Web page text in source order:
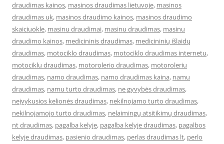
draudimas kainos, masinos draudimas lietuvoje, masinos
draudimas uk, masinos draudimo kainos, masinos draudimo
skaiciuokle, masinu draudimai, masinu draudimas, masinu
draudimo kainos, medicininis draudimas, medicininių išlaidų
draudimas, motociklo draudimas, motociklo draudimas internetu,
motociklu draudimas, motorolerio draudimas, motoroleriu
draudimas, namo draudimas, namo draudimas kaina, namu
draudimas, namu turto draudimas, ne gyvybės draudimas,
neįvykusios kelionės draudimas, nekilnojamo turto draudimas,
nekilnojamojo turto draudimas, nelaimingų atsitikimų draudimas,
nt draudimas, pagalba kelyje, pagalba kelyje draudimas, pagalbos
kelyje draudimas, pasienio draudimas, perlas draudimas lt, perlo